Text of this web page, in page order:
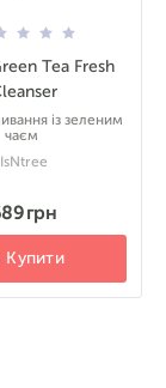
Tea Fresh
із зеленим
чаєм
IsNtree
грн
Купити